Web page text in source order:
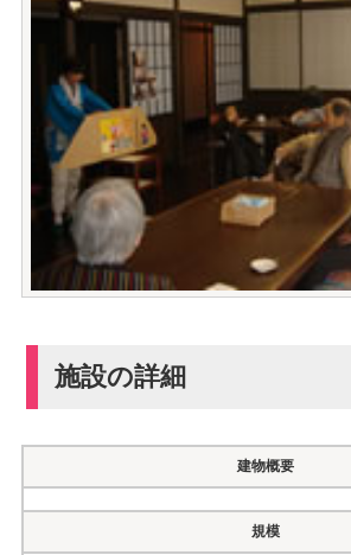
施設の詳細
建物概要
規模